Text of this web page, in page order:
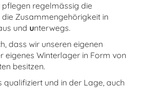
pflegen regelmässig die
Zusammengehörigkeit in
und unterwegs.
dass wir unseren eigenen
eigenes Winterlager in Form von
besitzen.
qualifiziert und in der Lage, auch